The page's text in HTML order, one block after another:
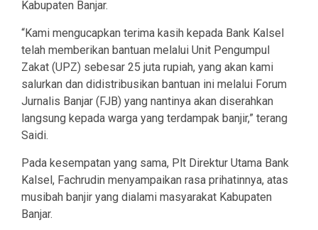
Kabupaten Banjar.
“Kami mengucapkan terima kasih kepada Bank Kalsel
telah memberikan bantuan melalui Unit Pengumpul
Zakat (UPZ) sebesar 25 juta rupiah, yang akan kami
salurkan dan didistribusikan bantuan ini melalui Forum
Jurnalis Banjar (FJB) yang nantinya akan diserahkan
langsung kepada warga yang terdampak banjir,” terang
Saidi.
Pada kesempatan yang sama, Plt Direktur Utama Bank
Kalsel, Fachrudin menyampaikan rasa prihatinnya, atas
musibah banjir yang dialami masyarakat Kabupaten
Banjar.